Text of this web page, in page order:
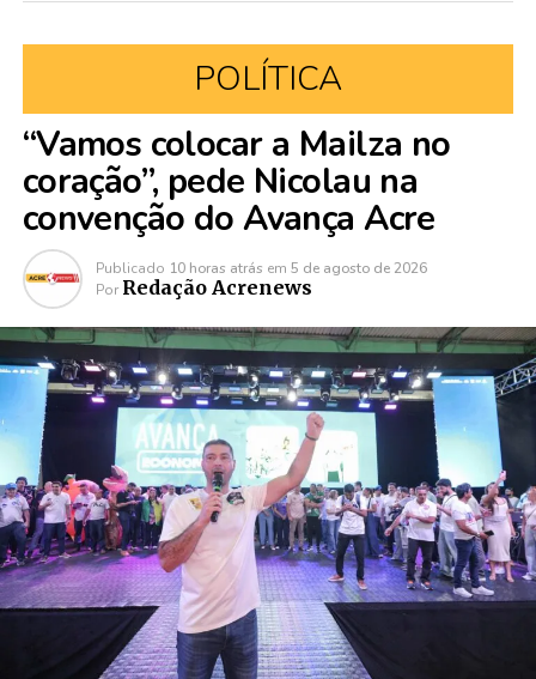
POLÍTICA
“Vamos colocar a Mailza no
coração”, pede Nicolau na
convenção do Avança Acre
Publicado 10 horas atrás em 5 de agosto de 2026
Por Redação Acrenews